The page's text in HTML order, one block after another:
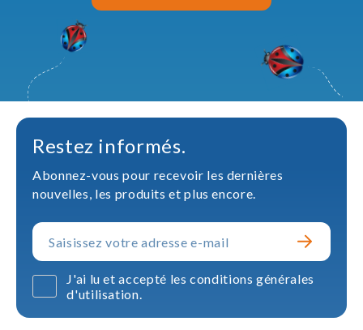
Restez informés.
Abonnez-vous pour recevoir les dernières
nouvelles, les produits et plus encore.
J'ai lu et accepté les conditions générales
d'utilisation.